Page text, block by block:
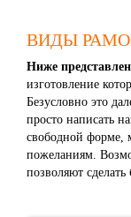
ВИДЫ
Ниже
изготовление
Безусловно это
просто написать
свободной форме,
пожеланиям.
позволяют